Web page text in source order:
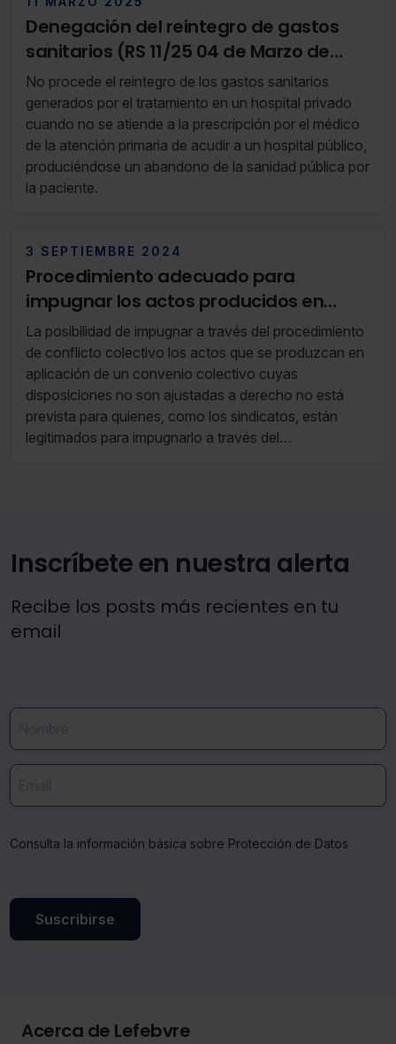
Denegación del reintegro de gastos
sanitarios (RS 11/25 04 de Marzo de
2025 al 10 de Marzo de 2025)
No procede el reintegro de los gastos sanitarios
generados por el tratamiento en un hospital privado
cuando no se atiende a la prescripción por el médico
de la atención primaria de acudir a un hospital público,
produciéndose un abandono de la sanidad pública por
la paciente.
3 SEPTIEMBRE 2024
Procedimiento adecuado para
impugnar los actos producidos en
aplicación de un convenio no ajustado
a derecho
La posibilidad de impugnar a través del procedimiento
de conflicto colectivo los actos que se produzcan en
aplicación de un convenio colectivo cuyas
disposiciones no son ajustadas a derecho no está
prevista para quienes, como los sindicatos, están
legitimados para impugnarlo a través del
Inscríbete en nuestra alerta
Recibe los posts más recientes en tu
email
Consulta la información básica sobre Protección de Datos
Suscribirse
Acerca de Lefebvre